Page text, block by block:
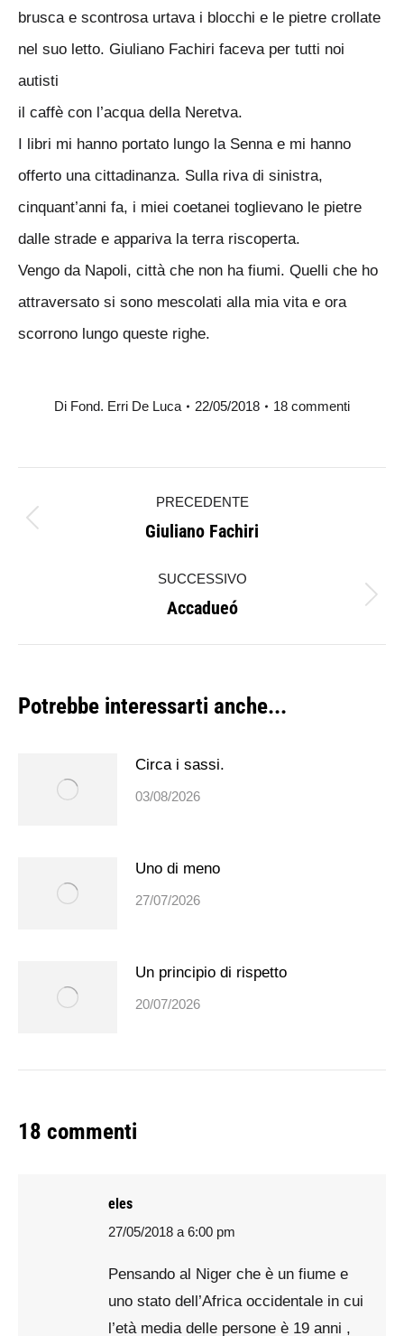
brusca e scontrosa urtava i blocchi e le pietre crollate
nel suo letto. Giuliano Fachiri faceva per tutti noi
autisti
il caffè con l’acqua della Neretva.
I libri mi hanno portato lungo la Senna e mi hanno
offerto una cittadinanza. Sulla riva di sinistra,
cinquant’anni fa, i miei coetanei toglievano le pietre
dalle strade e appariva la terra riscoperta.
Vengo da Napoli, città che non ha fiumi. Quelli che ho
attraversato si sono mescolati alla mia vita e ora
scorrono lungo queste righe.
Di Fond. Erri De Luca 22/05/2018 18 commenti
tra
PRECEDENTE
Post
Giuliano Fachiri
SUCCESSIVO
Prossimo
post:
Accadueó
Potrebbe interessarti anche...
Circa i sassi.
03/08/2026
Uno di meno
27/07/2026
Un principio di rispetto
20/07/2026
18 commenti
eles
says:
27/05/2018 a 6:00 pm
Pensando al Niger che è un fiume e
uno stato dell’Africa occidentale in cui
l’età media delle persone è 19 anni ,